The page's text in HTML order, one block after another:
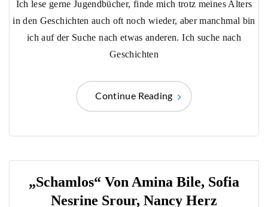
Ich lese gerne Jugendbücher, finde mich trotz meines Alters
in den Geschichten auch oft noch wieder, aber manchmal bin
ich auf der Suche nach etwas anderen. Ich suche nach
Geschichten
Continue Reading
„Schamlos“ Von Amina Bile, Sofia
Nesrine Srour, Nancy Herz